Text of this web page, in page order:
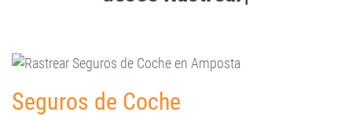
Seguros de Coche